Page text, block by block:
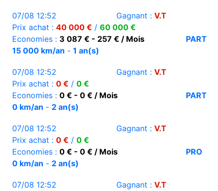
07/08 12:52 Gagnant : V.T
Prix achat : 40 000 € / 60 000 €
Economies : 3 087 € - 257 € / Mois
PART
15 000 km/an - 1 an(s)
07/08 12:52 Gagnant : V.T
Prix achat : 0 € / 0 €
Economies : 0 € - 0 € / Mois
PART
0 km/an - 2 an(s)
07/08 12:52 Gagnant : V.T
Prix achat : 0 € / 0 €
Economies : 0 € - 0 € / Mois
PRO
0 km/an - 2 an(s)
07/08 12:52 Gagnant : V.T